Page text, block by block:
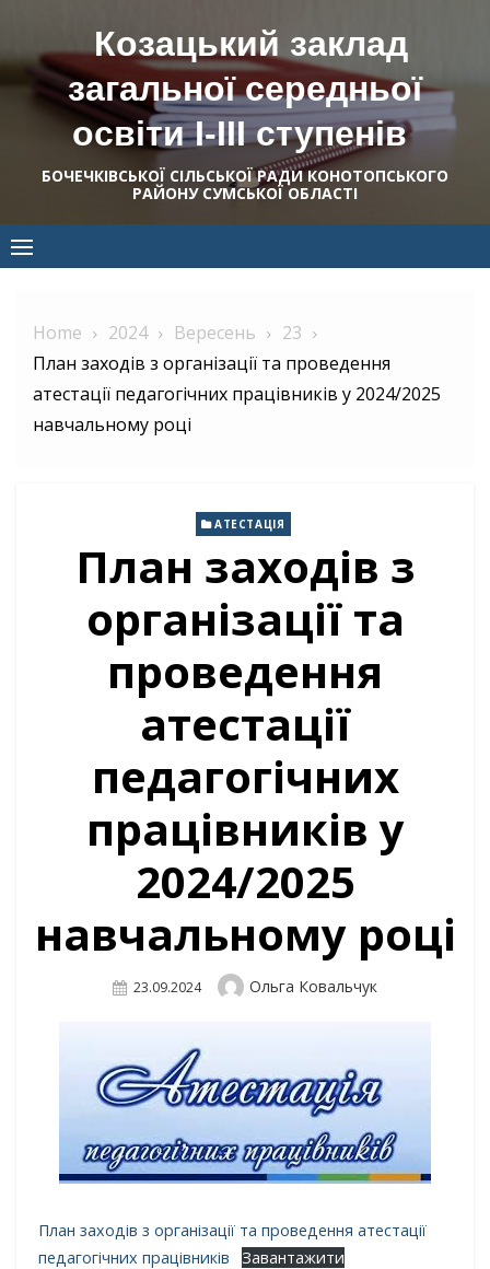
content
Козацький заклад
загальної середньої
освіти І-ІІІ ступенів
БОЧЕЧКІВСЬКОЇ СІЛЬСЬКОЇ РАДИ КОНОТОПСЬКОГО
РАЙОНУ СУМСЬКОЇ ОБЛАСТІ
Home 2024 Вересень
23
План заходів з організації та проведення
атестації педагогічних працівників у 2024/2025
навчальному році
АТЕСТАЦІЯ
План заходів з
організації та
проведення
атестації
педагогічних
працівників у
2024/2025
навчальному році
Posted
23.09.2024 Author
Ольга Ковальчук
План заходів з організації та проведення атестації
педагогічних працівників
Завантажити